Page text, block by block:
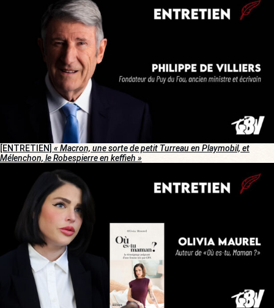
[ENTRETIEN] « Macron, une sorte de petit Turreau en Playmobil, et
Mélenchon, le Robespierre en keffieh »